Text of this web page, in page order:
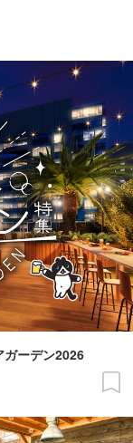
ガーデン2026